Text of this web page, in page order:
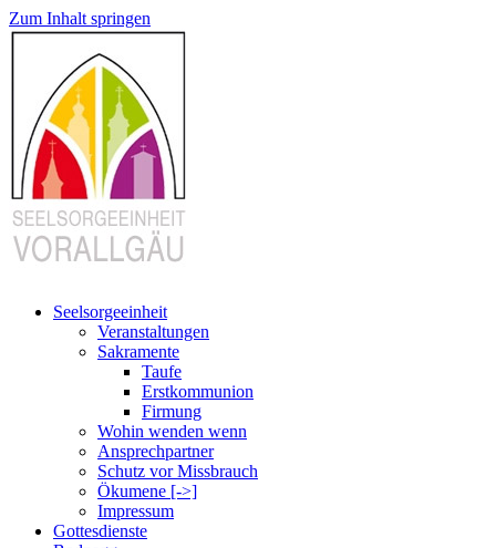
Zum Inhalt springen
Seelsorgeeinheit
Veranstaltungen
Sakramente
Taufe
Erstkommunion
Firmung
Wohin wenden wenn
Ansprechpartner
Schutz vor Missbrauch
Ökumene [->]
Impressum
Gottesdienste